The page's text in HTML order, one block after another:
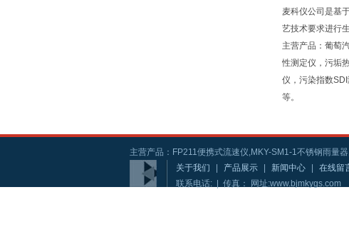
麦科仪公司是基
艺技术要求进行
主营产品：葡萄
性测定仪，污垢
仪，污染指数
等。
主营产品：FP211便携式流速仪,MKY-SM1-1不锈钢雨量
关于我们
产品展示 新闻中心 在线留
联系电话: | 传真： 网址:www.bjmkygs.com